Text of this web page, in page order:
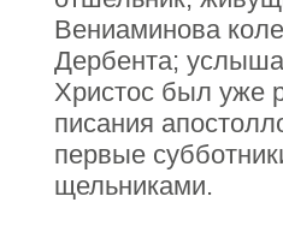
Вениаминова
Дербента;
Христос был уже
писания
первые
щельниками.